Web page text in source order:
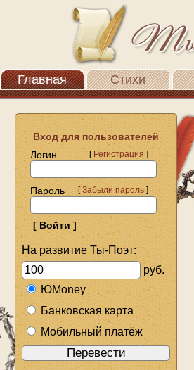
Главная Стихи
Вход для пользователей
Логин
[Регистрация]
Пароль [Забыли пароль]
На развитие Ты-Поэт:
руб.
ЮMoney
Банковская карта
Мобильный платёж